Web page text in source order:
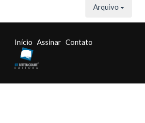
Arquivo
Início Assinar Contato